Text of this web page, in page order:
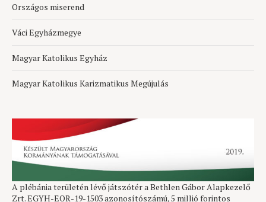
Országos miserend
Váci Egyházmegye
Magyar Katolikus Egyház
Magyar Katolikus Karizmatikus Megújulás
A plébánia területén lévő játszótér a Bethlen Gábor Alapkezelő
Zrt. EGYH-EOR-19-1503 azonosítószámú, 5 millió forintos